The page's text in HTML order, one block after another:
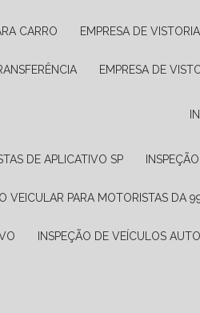
CARRO EMPRESA DE
EMPRESA DE
DE APLICATIVO SP
VEICULAR PARA MOTORISTAS DA
INSPEÇÃO DE VEÍCULOS